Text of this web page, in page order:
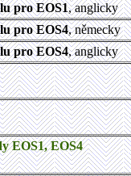
pro EOS1, anglicky
pro EOS4, německy
pro EOS4, anglicky
EOS1, EOS4